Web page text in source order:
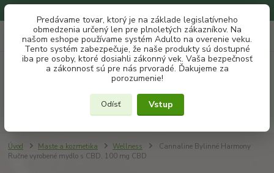
Predávame tovar, ktorý je na základe legislatívneho
obmedzenia určený len pre plnoletých zákazníkov. Na
našom eshope používame systém Adulto na overenie veku.
Tento systém zabezpečuje, že naše produkty sú dostupné
iba pre osoby, ktoré dosiahli zákonný vek. Vaša bezpečnosť
a zákonnosť sú pre nás prvoradé. Ďakujeme za
porozumenie!
Odísť Vstup
EUR
+421 907 302 607
(Po-Pia, 10 -18 hod.)
za€ 0
Úvod Maste a kozmetika Wellness
Cannaline Bylinné Harmony
Ručne vyrobené mydlo s CBD, 100 mg CBD